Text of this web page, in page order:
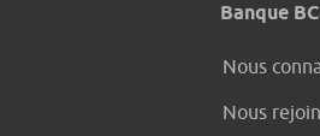
Banque
Nous
Nous